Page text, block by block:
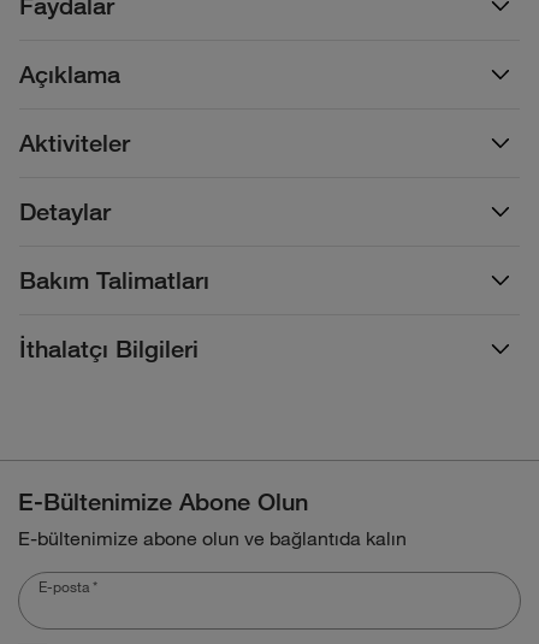
Açıklama
Detaylar
Aktiviteler
Bakım Talimatları
Faydalar
İthalatçı Bilgileri
E-Bültenimize Abone Olun
E-bültenimize abone olun ve bağlantıda kalın
E-posta *